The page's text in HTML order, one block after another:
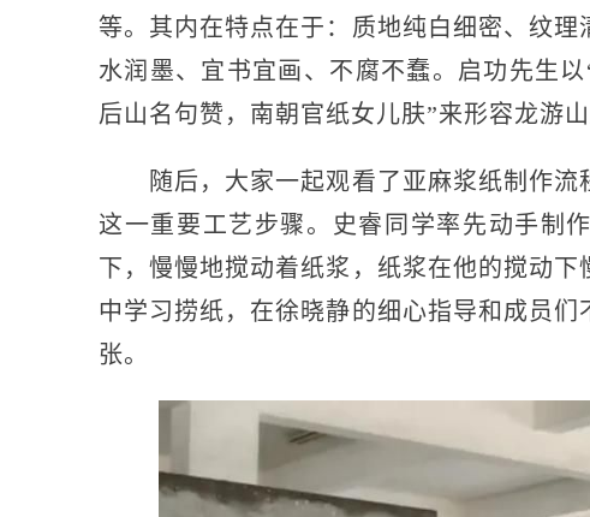
等。其内在特点在于：质地纯白细密、纹
水润墨、宜书宜画、不腐不蠢。启功先生
后山名句赞，南朝官纸女儿肤”来形容龙游
随后，大家一起观看了亚麻浆纸制作流
这一重要工艺步骤。史睿同学率先动手制
下，慢慢地搅动着纸浆，纸浆在他的搅动
中学习捞纸，在徐晓静的细心指导和成员
张。